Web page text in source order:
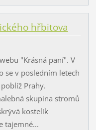
hřbitova
"Krásná paní". V
se v posledním letech
Prahy.
skupina stromů
kostelík
tajemné...